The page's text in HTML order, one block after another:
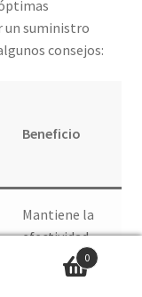
un suministro
consejos:
Beneficio
Mantiene la
efectividad
del sistema
y garantiza
0